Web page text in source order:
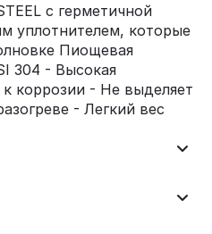
с герметичной
уплотнителем, которые
Пиoщевая
304 - Высокая
коррозии - Не выделяет
- Легкий вес